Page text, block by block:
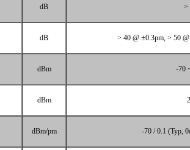
dB >
dB > 40 @ ±0.3pm, > 50
dBm -70
dBm
dBm/pm -70 / 0.1 (Typ,